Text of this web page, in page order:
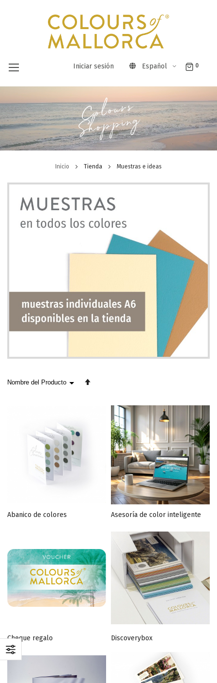
Iniciar sesión Español 0
al
contenido
Colours
Shopping
Inicio Tienda Muestras e ideas
Descendente
Abanico de colores Asesoría de color inteligente
Cheque regalo Discoverybox